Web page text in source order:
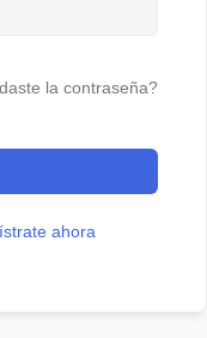
la contraseña?
ahora